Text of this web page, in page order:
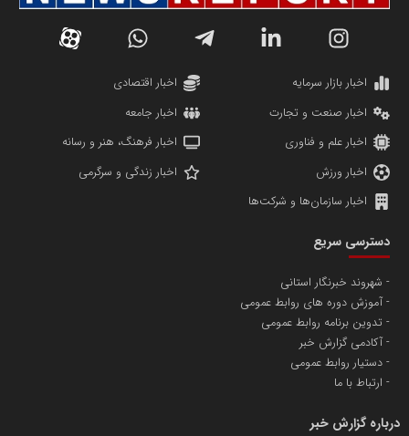
دانشگاه سئوی ایران
پایگاه اطلاع رسانی اعتلای نهادهای مردمی
تامین آهن اسفنجی تولیدکنندگان فولاد در کشور
مریم حاج نوروز نظری
مسعودصادقی
اخبار بازار سرمایه
اخبار اقتصادی
اخبار صنعت و تجارت
اخبار جامعه
اخبار علم و فناوری
اخبار فرهنگ، هنر و رسانه
اخبار ورزش
اخبار زندگی و سرگرمی
اخبار سازمان‌ها و شرکت‌ها
دسترسی سریع
شهروند خبرنگار استانی
آموزش دوره های روابط عمومی
تدوین برنامه روابط عمومی
آکادمی گزارش خبر
دستیار روابط عمومی
ارتباط با ما
درباره گزارش خبر